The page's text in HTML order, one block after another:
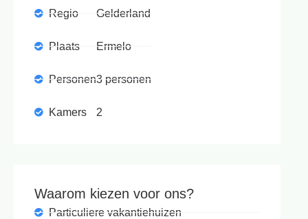
Regio
Plaats
Personen
Kamers
Gelderland
Ermelo
3 personen
2
Waarom kiezen voor ons?
Particuliere vakantiehuizen